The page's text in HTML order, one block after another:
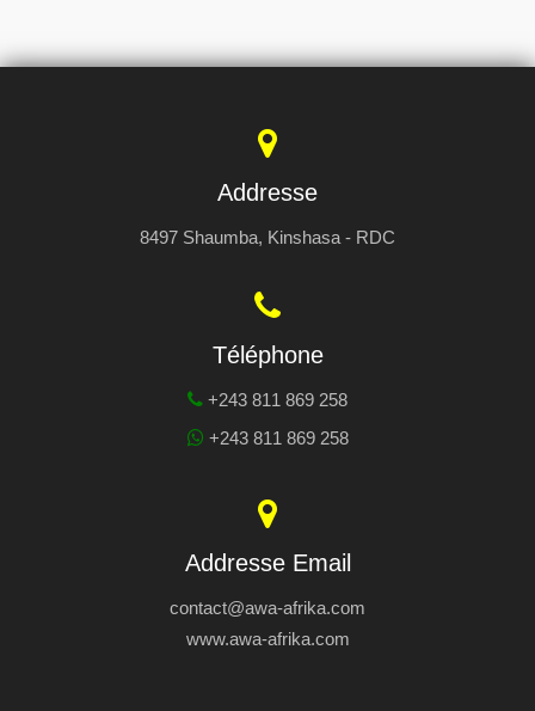
Addresse
8497 Shaumba, Kinshasa - RDC
Téléphone
+243 811 869 258
+243 811 869 258
Addresse Email
contact@awa-afrika.com
www.awa-afrika.com